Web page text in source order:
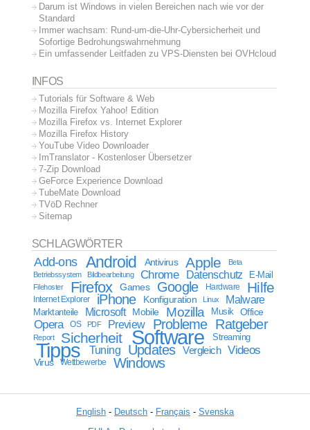
Darum ist Windows in vielen Bereichen nach wie vor der
Standard
Immer wachsam: Rund-um-die-Uhr-Cybersicherheit und
Sofortige Bedrohungswahrnehmung
Ein umfassender Leitfaden zu VPS-Diensten bei OVHcloud
INFOS
Tutorials für Software & Web
Mozilla Firefox Yahoo! Edition
Mozilla Firefox vs. Internet Explorer
Mozilla Firefox History
YouTube Video Downloader
ImTranslator - Kostenloser Übersetzer
7-Zip Download
GeForce Experience Download
TubeMate Download
TVöD Rechner
Sitemap
SCHLAGWÖRTER
Add-ons Android Antivirus Apple
Beta
Betriebssystem
Bildbearbeitung Chrome Datenschutz E-Mail
Filehoster Firefox Games Google Hardware Hilfe
Internet Explorer iPhone Konfiguration Linux Malware
Marktanteile Microsoft Mobile Mozilla Musik Office
Opera OS PDF Preview Probleme Ratgeber
Report Sicherheit Software Streaming
Tipps Tuning Updates Vergleich Videos
Virus Wettbewerbe Windows
English - Deutsch - Français - Svenska